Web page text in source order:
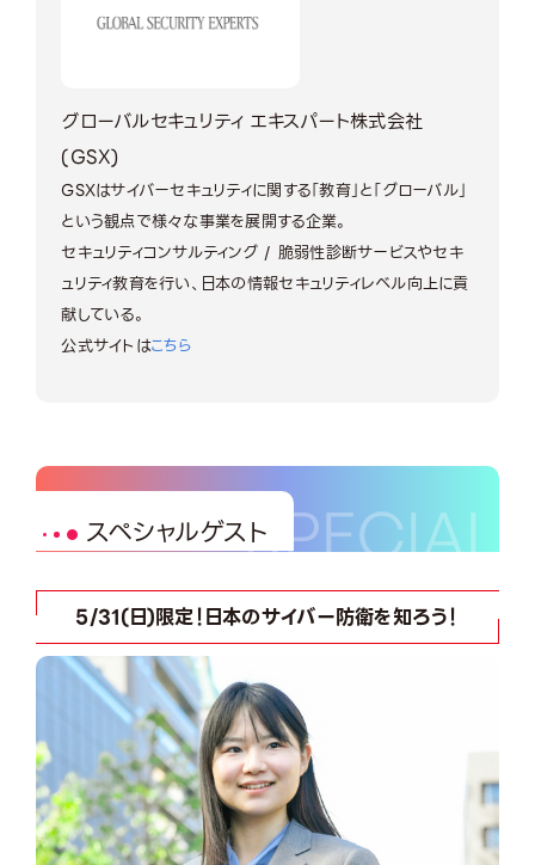
グローバルセキュリティ エキスパート株式会社
(GSX)
GSXはサイバーセキュリティに関する「教育」と「グローバル」
という観点で様々な事業を展開する企業。
セキュリティコンサルティング / 脆弱性診断サービスやセキ
ュリティ教育を行い、日本の情報セキュリティレベル向上に貢
献している。
公式サイトはこちら
スペシャルゲスト
5/31(日)限定！日本のサイバー防衛を知ろう！